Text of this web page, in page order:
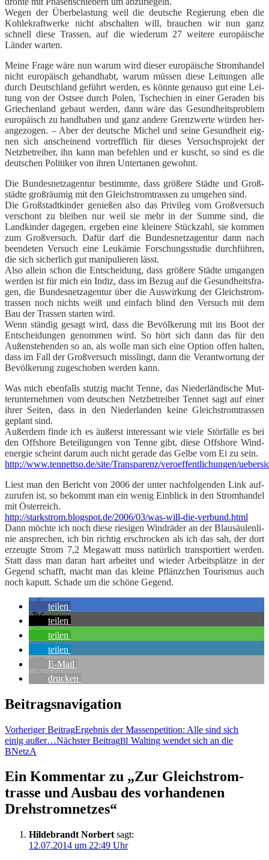
Wegen der Über­be­las­tung weil die deut­sche Regie­rung eben die
Koh­le­kraft­wer­ke nicht abschal­ten will, brau­chen wir nun ganz
schnell die­se Tras­sen, auf die wie­der­um 27 wei­te­re euro­päi­sche
Län­der warten.
Mei­ne Fra­ge wäre nun war­um wird die­ser euro­päi­sche Strom­han­del
nicht euro­pä­isch gehand­habt, war­um müs­sen die­se Lei­tun­gen alle
durch Deutsch­land geführt wer­den, es könn­te genau­so gut eine Lei­
tung von der Ost­see durch Polen, Tsche­chi­en in einer Gera­den bis
Grie­chen­land gebaut wer­den, dann wäre das Gesund­heits­pro­blem
euro­pä­isch zu hand­ha­ben und ganz ande­re Grenz­wer­te wür­den her­
an­ge­zo­gen. – Aber der deut­sche Michel und sei­ne Gesund­heit eig­
nen sich anschei­nend vor­treff­lich für die­ses Ver­suchs­pro­jekt der
Netz­be­trei­ber, ihn kann man befeh­len und er kuscht, so sind es die
deut­schen Poli­ti­ker von ihren Unter­ta­nen gewohnt.
Die Bun­des­netz­agen­tur bestimm­te, dass grö­ße­re Städ­te und Groß­
städ­te groß­räu­mig mit den Gleich­strom­tras­sen zu umge­hen sind.
Die Groß­stadt­kin­der genie­ßen also das Pri­vi­leg vom Groß­ver­such
ver­schont zu blei­ben nur weil sie mehr in der Sum­me sind, die
Land­kin­der dage­gen, erge­ben eine klei­ne­re Stück­zahl, sie kom­men
zum Groß­ver­such. Dafür darf die Bun­des­netz­agen­tur dann nach
been­de­ten Ver­such eine Leuk­ämie For­schungs­stu­die durch­füh­ren,
die sich sicher­lich gut mani­pu­lie­ren lässt.
Also allein schon die Ent­schei­dung, dass grö­ße­re Städ­te umgan­gen
wer­den ist für mich ein Indiz, dass im Bezug auf die Gesund­heits­fra­
gen, die Bun­des­netz­agen­tur über die Aus­wir­kung der Gleich­strom­
tras­sen noch nichts weiß und ein­fach blind den Ver­such mit dem
Bau der Tras­sen star­ten wird.
Wenn stän­dig gesagt wird, dass die Bevöl­ke­rung mit ins Boot der
Ent­schei­dun­gen genom­men wird. So hört sich dann das für den
Außen­ste­hen­den so an, als wol­le man sich eine Opti­on offen hal­ten,
dass im Fall der Groß­ver­such miss­lingt, dann die Ver­ant­wor­tung der
Bevöl­ke­rung zuge­scho­ben wer­den kann.
Was mich eben­falls stut­zig macht Ten­ne, das Nie­der­län­di­sche Mut­
ter­un­ter­neh­men vom deut­schen Netz­be­trei­ber Ten­net sagt auf einer
ihrer Sei­ten, dass in den Nie­der­lan­den kei­ne Gleich­strom­tras­sen
geplant sind.
Außer­dem fin­de ich es äußerst inter­es­sant wie vie­le Stör­fäl­le es bei
den Off­shore Betei­li­gun­gen von Ten­ne gibt, die­se Off­shore Wind­
ener­gie scheint dar­um auch nicht gera­de das Gel­be vom Ei zu sein.
http://www.tennettso.de/site/Transparenz/veroeffentlichungen/
Liest man den Bericht von 2006 der unter nach­fol­gen­den Link auf­
zu­ru­fen ist, so bekommt man ein wenig Ein­blick in den Strom­han­del
mit Öster­reich.
http://starkstrom.blogspot.de/2006/03/was-will-die-verbund.html
Dann möch­te ich noch die­se rie­si­gen Wind­rä­der an der Blau­säu­len­li­
nie anspre­chen, ich bin rich­tig erschro­cken als ich das sah, der dort
erzeug­te Strom 7,2 Mega­watt muss natür­lich trans­por­tiert wer­den.
Statt dass man dar­an hart arbei­tet und wie­der Arbeits­plät­ze in der
Gegend schafft, macht man das klei­ne Pflänz­chen Tou­ris­mus auch
noch kaputt. Scha­de um die schö­ne Gegend.
tei­len
tei­len
tei­len
tei­len
E‑Mail
dru­cken
Beitragsnavigation
Vorheriger BeitragErgeb­nis der Mas­sen­pe­ti­ti­on: Alle sind sich
einig außer…Nächster BeitragBI Walt­ing wen­det sich an die
BNetzA
Ein Kommentar zu „Zur Gleich­strom­
tras­se und Aus­bau des vor­han­de­nen
Drehstromnetzes“
Hildebrandt Norbert sagt:
12.07.2014 um 22:49 Uhr